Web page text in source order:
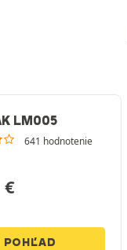
LM005
641 hodnotenie
€
POHĽAD